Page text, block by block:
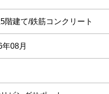
階建て/鉄筋コンクリート
年08月